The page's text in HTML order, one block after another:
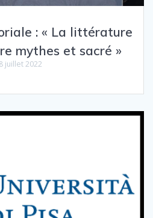
: « La littérature
mythes et sacré »
juillet 2022